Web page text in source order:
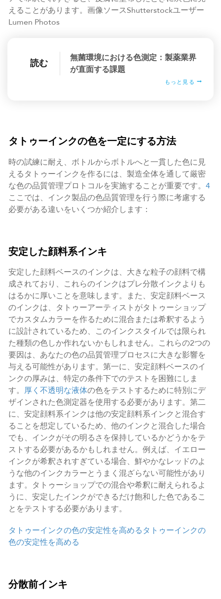
えることがあります。画像ソースShutterstockユーザー
Lumen Photos
読む
無菌環境における色測定：製薬業界
が直面する課題
もっと見る
タトゥーインクの色を一定にする方法
時の試練に耐え、ボトルからボトルへと一貫した色に見
えるタトゥーインクを作るには、製造全体を通して厳密
な色の品質管理プロトコルを実施することが重要です。 4
ここでは、インク製品の色品質管理を行う際に考慮する
必要がある違いをいくつか紹介します：
安定した顔料系インキ
安定した顔料ベースのインクは、大きな粒子の顔料で構
成されており、これらのインクはプレ分散インクよりも
はるかに厚いことを意味します。また、安定顔料ベース
のインクは、タトゥーアーティストがタトゥーショップ
でカスタムカラーを作るために混合または希釈するよう
に設計されているため、このインクスタイルでは限られ
た種類の色しか作れないかもしれません。これらの2つの
要因は、あなたの色の品質管理プロセスに大きな影響を
与える可能性があります。第一に、安定顔料ベースのイ
ンクの厚みは、特定の条件下でのテストを困難にしま
す。 厚く不透明な液体の色をテストするために特別にデ
ザインされた色測定器を使用する必要があります。第二
に、安定顔料系インクは他の安定顔料系インクと混合す
ることを想定しているため、他のインクと混合した場合
でも、インクがその明るさを保持しているかどうかをテ
ストする必要があるかもしれません。例えば、イエロー
インクが希釈されすぎている場合、鮮やかなレッドのよ
うな他のインクカラーとうまく混ざらない可能性があり
ます。タトゥーショップでの混合や希釈に耐えられるよ
うに、安定したインクができるだけ飽和した色であるこ
とをテストする必要があります。
タトゥーインクの色の安定性を高めるタトゥーインクの
色の安定性を高める
分散前インキ